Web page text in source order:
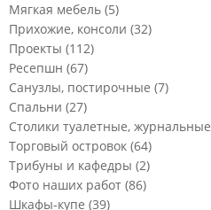
Мягкая мебель (5)
Прихожие, консоли (32)
Проекты (112)
Ресепшн (67)
Санузлы, постирочные (7)
Спальни (27)
Столики туалетные, журнальные
Торговый островок (64)
Трибуны и кафедры (2)
Фото наших работ (86)
Шкафы-купе (39)